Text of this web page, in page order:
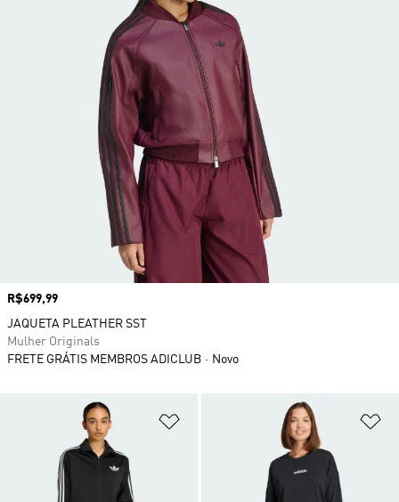
Adicionar à Lista de Desejos
Preço
R$699,99
JAQUETA PLEATHER SST
Mulher Originals
FRETE GRÁTIS MEMBROS ADICLUB
Novo